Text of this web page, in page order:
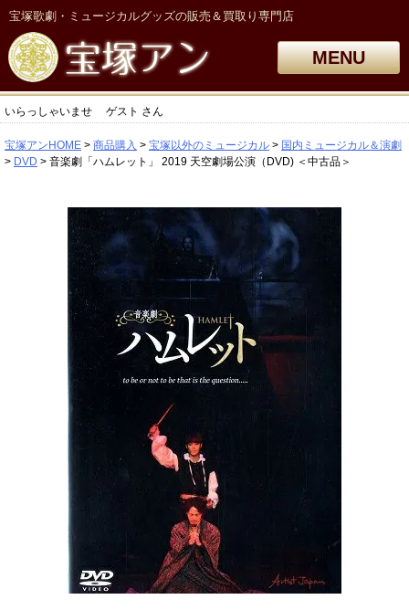
宝塚歌劇・ミュージカルグッズの販売＆買取り専門店
MENU
いらっしゃいませ ゲスト さん
宝塚アンHOME 商品購入 宝塚以外のミュージカル
国内ミュージカル＆演劇
DVD
音楽劇「ハムレット」 2019 天空劇場公演（DVD) ＜中古品＞